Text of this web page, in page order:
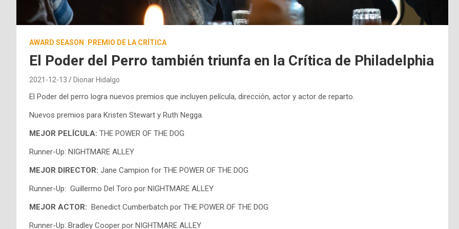
AWARD SEASON PREMIO DE LA CRÍTICA
El Poder del Perro también triunfa en la Crítica de Philadelphia
2021-12-13 Dionar Hidalgo
El Poder del perro logra nuevos premios que incluyen película, dirección, actor y actor de reparto.
Nuevos premios para Kristen Stewart y Ruth Negga.
MEJOR PELÍCULA: THE POWER OF THE DOG
Runner-Up: NIGHTMARE ALLEY
MEJOR DIRECTOR: Jane Campion for THE POWER OF THE DOG
Runner-Up: Guillermo Del Toro por NIGHTMARE ALLEY
MEJOR ACTOR: Benedict Cumberbatch por THE POWER OF THE DOG
Runner-Up: Bradley Cooper por NIGHTMARE ALLEY